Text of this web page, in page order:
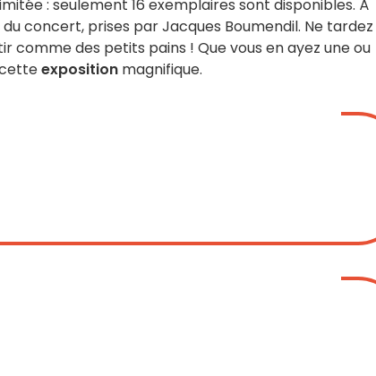
: seulement 16 exemplaires sont disponibles. À
du concert, prises par Jacques Boumendil. Ne
des petits pains ! Que vous en ayez une ou
exposition magnifique.